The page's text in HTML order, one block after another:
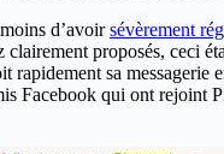
d’avoirsévèrement
clairement proposés, ceci
rapidement sa messagerie
Facebook qui ont rejoint